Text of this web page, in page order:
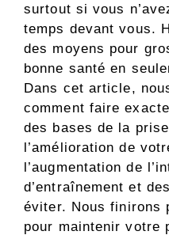
surtout si vous
temps devant vous.
des moyens pour
bonne santé en
Dans cet article,
comment faire
des bases de la
l’amélioration de
l’augmentation de
d’entraînement et
éviter. Nous finirons
pour maintenir votre